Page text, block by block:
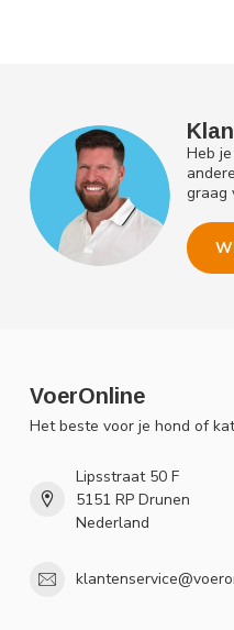
Heb
graag
VoerOnline
Het beste voor je hond of
Lipsstraat 50 F
5151 RP Drunen
Nederland